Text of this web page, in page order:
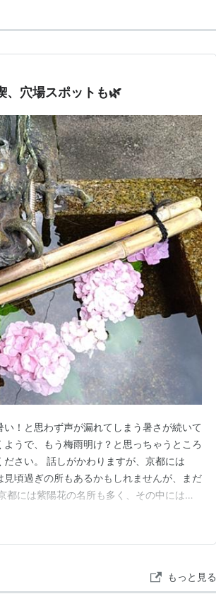
、穴場スポットも🌿
！と思わず声が漏れてしまう暑さが続いて
うで、もう梅雨明け？と思っちゃうところ
さい。 話しがかわりますが、京都には
頃過ぎの所もあるかもしれませんが、まだ
都には紫陽花の名所も多く、その中には
だきます。 ✅6月5日に松尾大社に行って
咲いていました。詳…
もっと見る